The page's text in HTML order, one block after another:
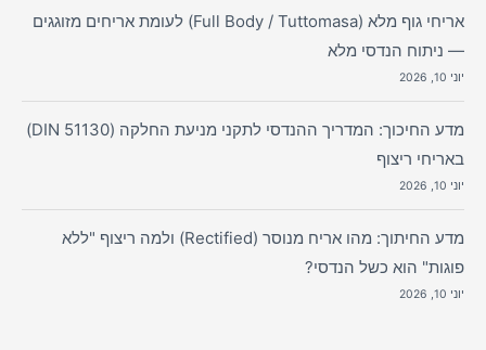
אריחי גוף מלא (Full Body / Tuttomasa) לעומת אריחים מזוגגים
— ניתוח הנדסי מלא
יוני 10, 2026
מדע החיכוך: המדריך ההנדסי לתקני מניעת החלקה (DIN 51130)
באריחי ריצוף
יוני 10, 2026
מדע החיתוך: מהו אריח מנוסר (Rectified) ולמה ריצוף "ללא
פוגות" הוא כשל הנדסי?
יוני 10, 2026